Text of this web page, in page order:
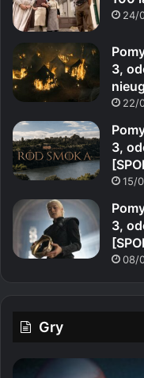
24/
3,
22/
3,
15/
3,
08/
Gry